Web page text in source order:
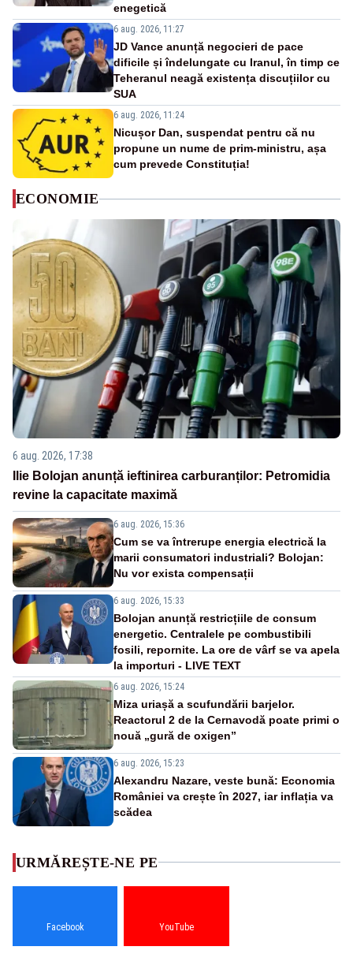
enegetică
6 aug. 2026, 11:27
JD Vance anunță negocieri de pace
dificile și îndelungate cu Iranul, în timp ce
Teheranul neagă existența discuțiilor cu
SUA
6 aug. 2026, 11:24
Nicușor Dan, suspendat pentru că nu
propune un nume de prim-ministru, așa
cum prevede Constituția!
ECONOMIE
6 aug. 2026, 17:38
Ilie Bolojan anunță ieftinirea carburanților: Petromidia
revine la capacitate maximă
6 aug. 2026, 15:36
Cum se va întrerupe energia electrică la
marii consumatori industriali? Bolojan:
Nu vor exista compensații
6 aug. 2026, 15:33
Bolojan anunță restricțiile de consum
energetic. Centralele pe combustibili
fosili, repornite. La ore de vârf se va apela
la importuri - LIVE TEXT
6 aug. 2026, 15:24
Miza uriașă a scufundării barjelor.
Reactorul 2 de la Cernavodă poate primi o
nouă „gură de oxigen”
6 aug. 2026, 15:23
Alexandru Nazare, veste bună: Economia
României va crește în 2027, iar inflația va
scădea
URMĂREȘTE-NE PE
Facebook YouTube